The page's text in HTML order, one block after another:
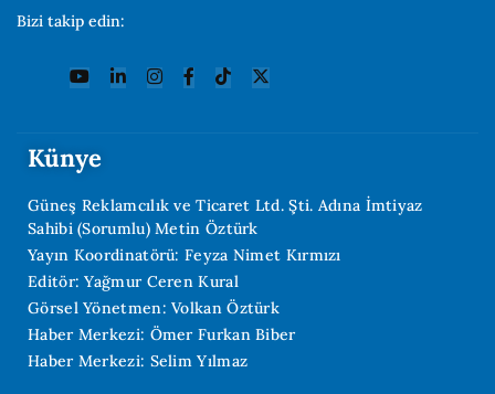
Bizi takip edin:
Künye
Güneş Reklamcılık ve Ticaret Ltd. Şti. Adına İmtiyaz
Sahibi (Sorumlu) Metin Öztürk
Yayın Koordinatörü: Feyza Nimet Kırmızı
Editör: Yağmur Ceren Kural
Görsel Yönetmen: Volkan Öztürk
Haber Merkezi: Ömer Furkan Biber
Haber Merkezi: Selim Yılmaz